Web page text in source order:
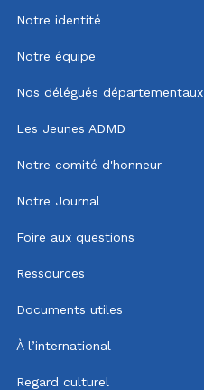
Notre identité
Notre équipe
Nos délégués départementaux
Les Jeunes ADMD
Notre comité d'honneur
Notre Journal
Foire aux questions
Ressources
Documents utiles
À l’international
Regard culturel